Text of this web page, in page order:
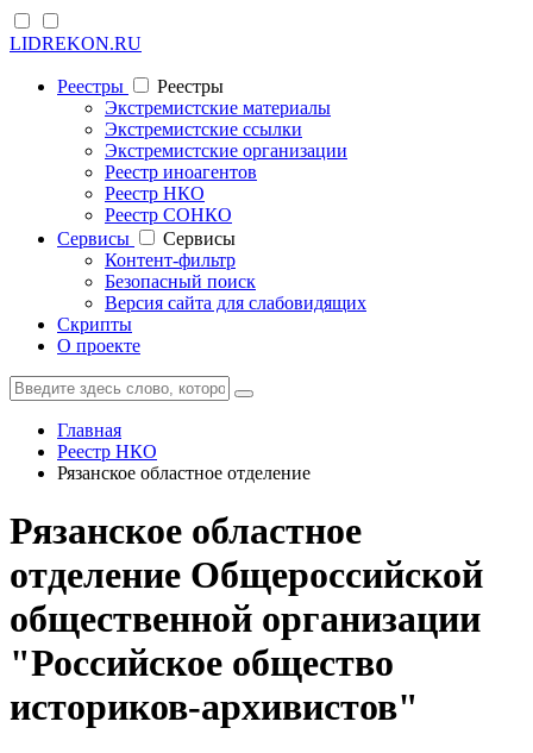
LIDREKON.RU
Реестры
Реестры
Экстремистские материалы
Экстремистские ссылки
Экстремистские организации
Реестр иноагентов
Реестр НКО
Реестр СОНКО
Cервисы
Cервисы
Контент-фильтр
Безопасный поиск
Версия сайта для слабовидящих
Скрипты
О проекте
Главная
Реестр НКО
Рязанское областное отделение
Рязанское областное
отделение Общероссийской
общественной организации
"Российское общество
историков-архивистов"